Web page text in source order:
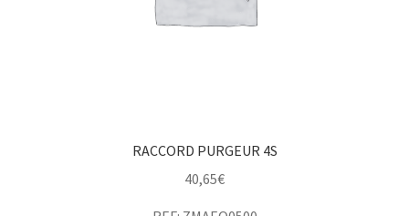
RACCORD PURGEUR 4S
40,65€